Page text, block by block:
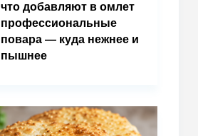
что добавляют в омлет
профессиональные
повара — куда нежнее и
пышнее